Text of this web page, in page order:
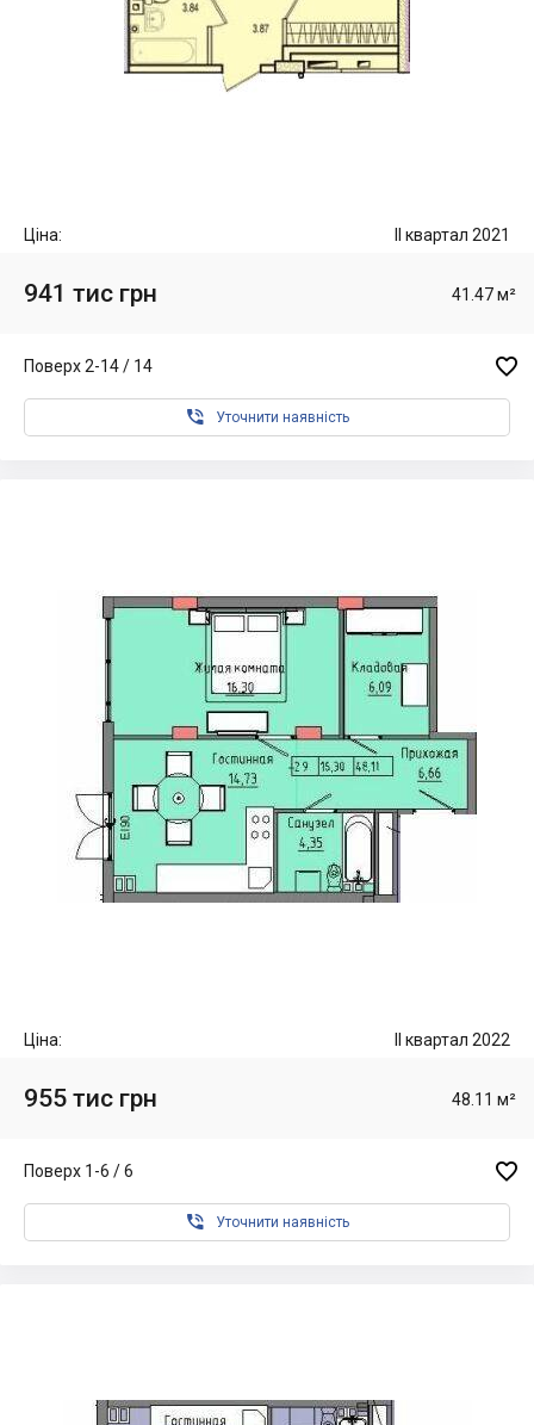
Ціна: II квартал 2021
941 тис грн 41.47 м²
Поверх 2-14 / 14 
 Уточнити наявність
Ціна: II квартал 2022
955 тис грн 48.11 м²
Поверх 1-6 / 6 
 Уточнити наявність